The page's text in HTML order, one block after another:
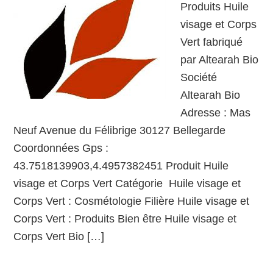
Produits Huile
visage et Corps
Vert fabriqué
par Altearah Bio
Société
Altearah Bio
Adresse : Mas
Neuf Avenue du Félibrige 30127 Bellegarde
Coordonnées Gps :
43.7518139903,4.4957382451 Produit Huile
visage et Corps Vert Catégorie Huile visage et
Corps Vert : Cosmétologie Filière Huile visage et
Corps Vert : Produits Bien être Huile visage et
Corps Vert Bio […]